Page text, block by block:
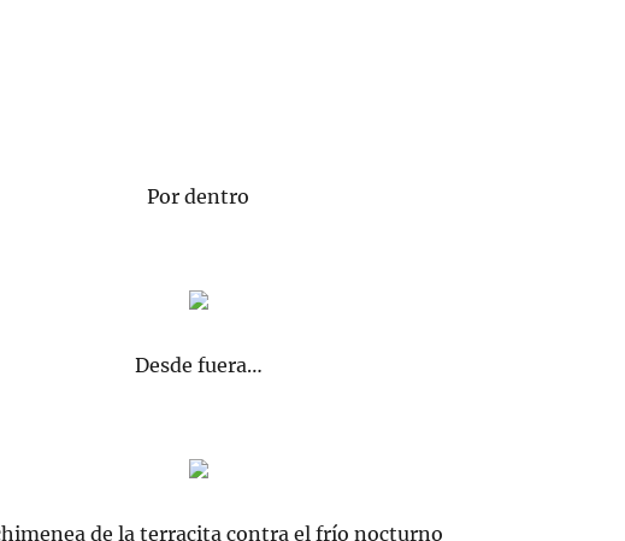
Por dentro
Desde fuera…
de la terracita contra el frío nocturno